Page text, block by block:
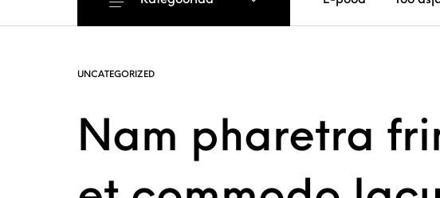
UNCATEGORIZED
Nam pharetra